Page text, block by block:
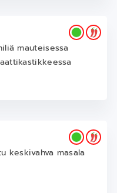
mauteisessa
keskivahva masala